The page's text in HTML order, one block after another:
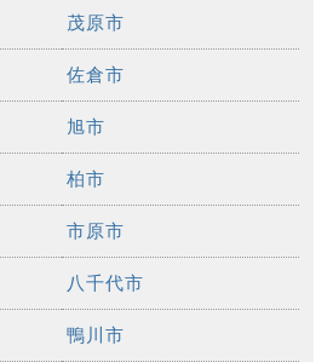
茂原市
佐倉市
旭市
柏市
市原市
八千代市
鴨川市